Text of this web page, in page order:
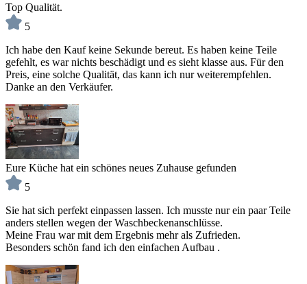
Top Qualität.
5
Ich habe den Kauf keine Sekunde bereut. Es haben keine Teile
gefehlt, es war nichts beschädigt und es sieht klasse aus. Für den
Preis, eine solche Qualität, das kann ich nur weiterempfehlen.
Danke an den Verkäufer.
Eure Küche hat ein schönes neues Zuhause gefunden
5
Sie hat sich perfekt einpassen lassen. Ich musste nur ein paar Teile
anders stellen wegen der Waschbeckenanschlüsse.
Meine Frau war mit dem Ergebnis mehr als Zufrieden.
Besonders schön fand ich den einfachen Aufbau .